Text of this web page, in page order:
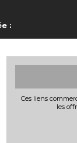
:
Ces liens
les